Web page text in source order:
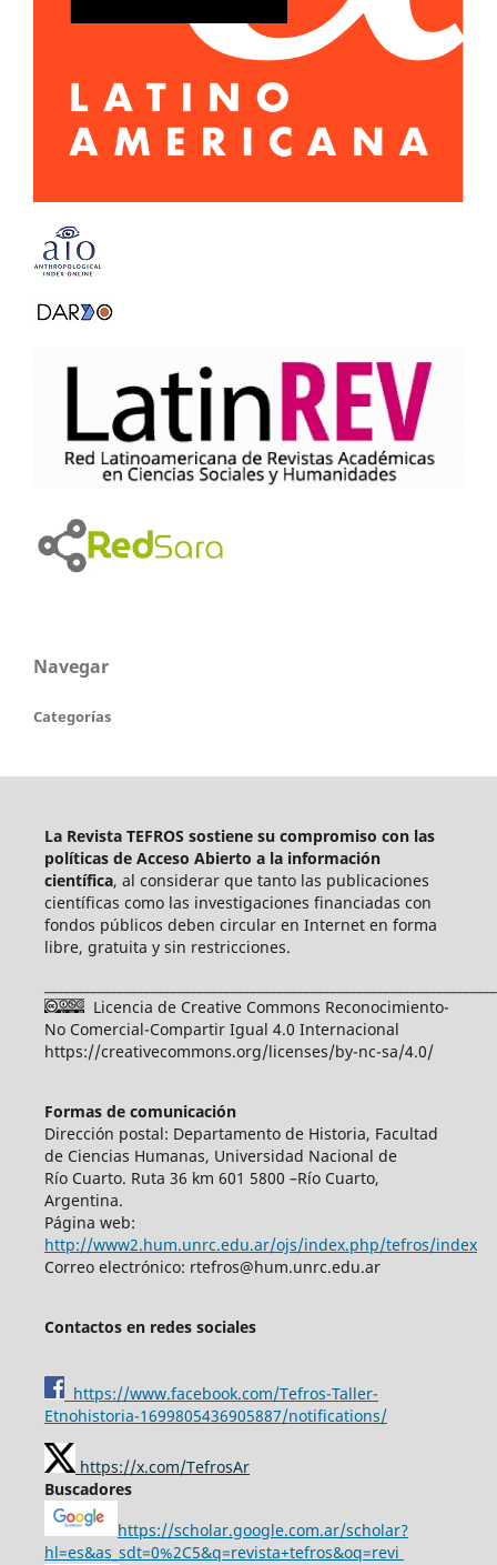
Navegar
Categorías
La Revista TEFROS sostiene su compromiso con las
políticas de Acceso Abierto a la información
científica, al considerar que tanto las publicaciones
científicas como las investigaciones financiadas con
fondos públicos deben circular en Internet en forma
libre, gratuita y sin restricciones.
Licencia de Creative Commons Reconocimiento-
No Comercial-Compartir Igual 4.0 Internacional
https://creativecommons.org/licenses/by-nc-sa/4.0/
Formas de comunicación
Dirección postal: Departamento de Historia, Facultad
de Ciencias Humanas, Universidad Nacional de
Río Cuarto. Ruta 36 km 601 5800 –Río Cuarto,
Argentina.
Página web:
http://www2.hum.unrc.edu.ar/ojs/index.php/tefros/index
Correo electrónico: rtefros@hum.unrc.edu.ar
Contactos en redes sociales
https://www.facebook.com/Tefros-Taller-
Etnohistoria-1699805436905887/notifications/
https://x.com/TefrosAr
Buscadores
https://scholar.google.com.ar/scholar?
hl=es&as_sdt=0%2C5&q=revista+tefros&oq=revi